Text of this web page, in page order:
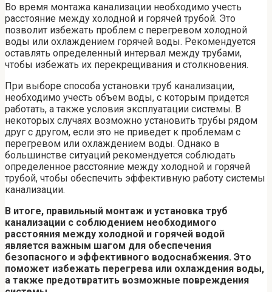
Во время монтажа канализации необходимо учесть
расстояние между холодной и горячей трубой. Это
позволит избежать проблем с перегревом холодной
воды или охлаждением горячей воды. Рекомендуется
оставлять определенный интервал между трубами,
чтобы избежать их перекрещивания и столкновения.
При выборе способа установки труб канализации,
необходимо учесть объем воды, с которым придется
работать, а также условия эксплуатации системы. В
некоторых случаях возможно установить трубы рядом
друг с другом, если это не приведет к проблемам с
перегревом или охлаждением воды. Однако в
большинстве ситуаций рекомендуется соблюдать
определенное расстояние между холодной и горячей
трубой, чтобы обеспечить эффективную работу системы
канализации.
В итоге, правильный монтаж и установка труб
канализации с соблюдением необходимого
расстояния между холодной и горячей водой
является важным шагом для обеспечения
безопасного и эффективного водоснабжения. Это
поможет избежать перегрева или охлаждения воды,
а также предотвратить возможные повреждения